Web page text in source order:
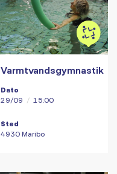
Varmtvandsgymnastik
Dato
29/09 / 15:00
Sted
4930 Maribo